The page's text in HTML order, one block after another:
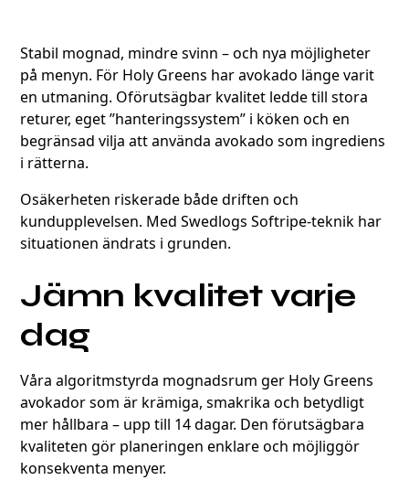
Stabil mognad, mindre svinn – och nya möjligheter
på menyn. För Holy Greens har avokado länge varit
en utmaning. Oförutsägbar kvalitet ledde till stora
returer, eget ”hanteringssystem” i köken och en
begränsad vilja att använda avokado som ingrediens
i rätterna.
Osäkerheten riskerade både driften och
kundupplevelsen. Med Swedlogs Softripe-teknik har
situationen ändrats i grunden.
Jämn kvalitet varje
dag
Våra algoritmstyrda mognadsrum ger Holy Greens
avokador som är krämiga, smakrika och betydligt
mer hållbara – upp till 14 dagar. Den förutsägbara
kvaliteten gör planeringen enklare och möjliggör
konsekventa menyer.